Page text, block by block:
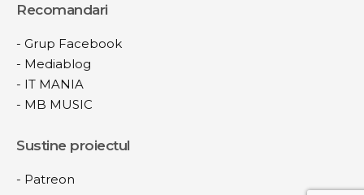
Recomandari
- Grup Facebook
- Mediablog
- IT MANIA
- MB MUSIC
Sustine proiectul
- Patreon